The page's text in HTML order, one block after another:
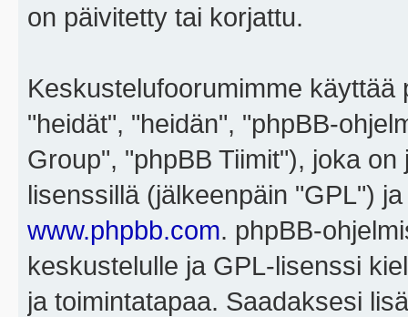
on päivitetty tai korjattu.
Keskustelufoorumimme
"heidät", "heidän", "phpBB-
Group", "phpBB Tiimit"), joka on
lisenssillä (jälkeenpäin "GPL")
www.phpbb.com. phpBB-
keskustelulle ja GPL-lisenssi
ja toimintatapaa. Saadaksesi